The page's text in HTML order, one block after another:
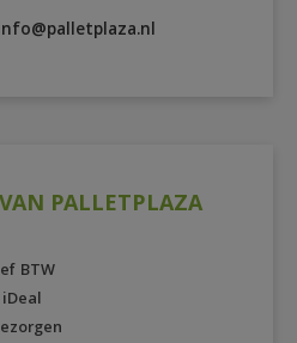
PALLETPLAZA
BTW